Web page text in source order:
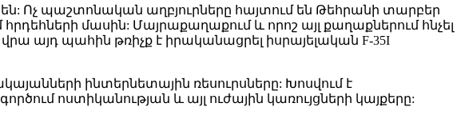
Ոչ պաշտոնական աղբյուրները հայտում են Թեհրանի տարբեր
մասին: Մայրաքաղաքում և որոշ այլ քաղաքներում հնչել
այդ պահին թռիչք է իրականացրել իսրայելական F-35I
ինտերնետային ռեսուրսները: Խոսվում է
ոստիկանության և այլ ուժային կառույցների կայքերը: